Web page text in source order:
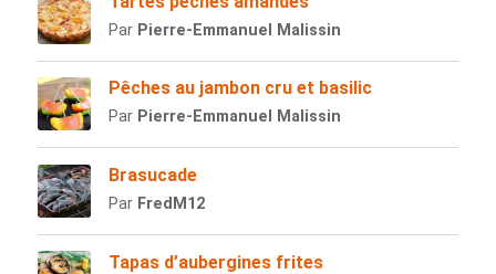
Par Pierre-Emmanuel Malissin
Pêches au jambon cru et basilic
Par Pierre-Emmanuel Malissin
Brasucade
Par FredM12
Tapas d’aubergines frites